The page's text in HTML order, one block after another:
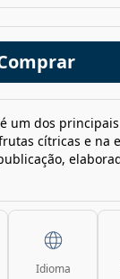
um dos
cítricas e na
Idioma